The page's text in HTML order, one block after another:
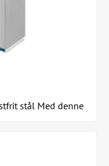
stål Med denne